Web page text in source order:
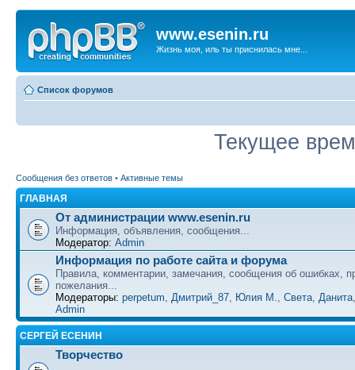
www.esenin.ru
Жизнь моя, иль ты приснилась мне...
Список форумов
Текущее
Сообщения без ответов • Активные темы
ГЛАВНАЯ
От администрации www.esenin.ru
Информация, объявления, сообщения...
Модератор: Admin
Информация по работе сайта и форума
Правила, комментарии, замечания, сообщения об ошибках,
пожелания...
Модераторы: perpetum, Дмитрий_87, Юлия М., Света, Данита
Admin
СЕРГЕЙ ЕСЕНИН
Творчество